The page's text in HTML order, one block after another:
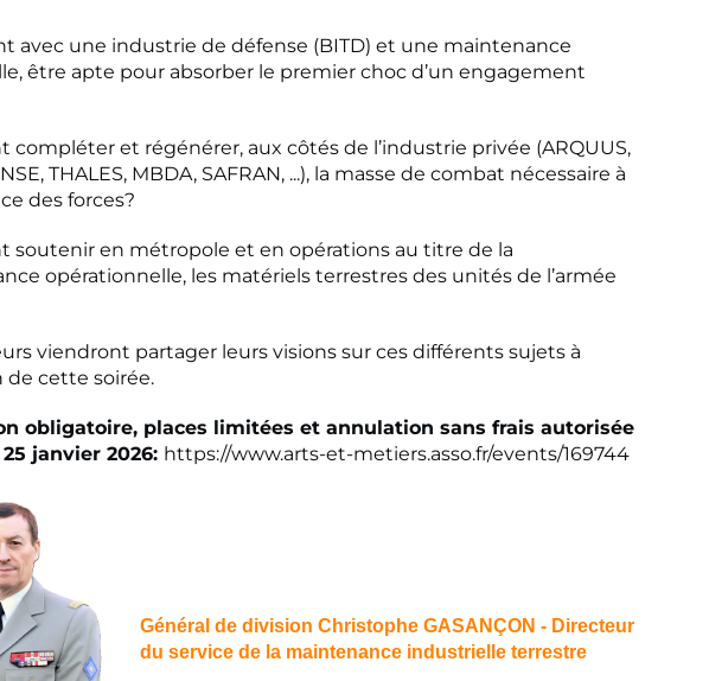
avec une industrie de défense (BITD) et une maintenance
être apte pour absorber le premier choc d’un engagement
compléter et régénérer, aux côtés de l’industrie privée (ARQUUS,
THALES, MBDA, SAFRAN, ...), la masse de combat nécessaire à
des forces?
soutenir en métropole et en opérations au titre de la
opérationnelle, les matériels terrestres des unités de l’armée
viendront partager leurs visions sur ces différents sujets à
de cette soirée.
obligatoire, places limitées et annulation sans frais autorisée
janvier 2026: https://www.arts-et-metiers.asso.fr/events/169744
Général de division Christophe GASANÇON - Directeur
du service de la maintenance industrielle terrestre